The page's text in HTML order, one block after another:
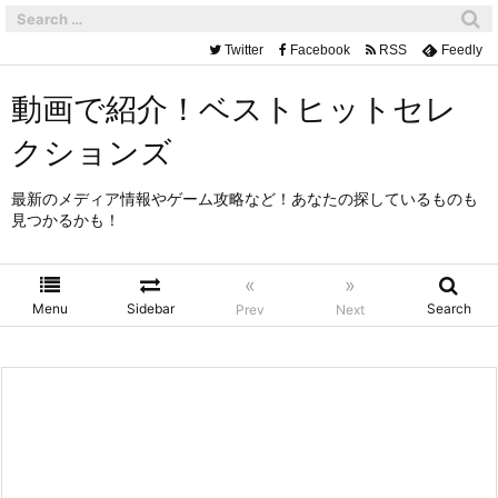
動画で紹介！ベストヒットセレ
クションズ
最新のメディア情報やゲーム攻略など！あなたの探しているものも
見つかるかも！
Menu Sidebar
«
Prev
»
Next Search
Twitter Facebook RSS Feedly